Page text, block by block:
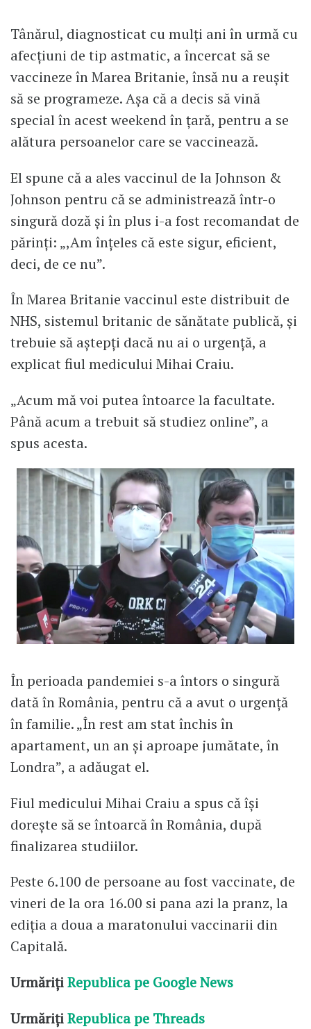
Tânărul, diagnosticat cu mulți ani în urmă cu
afecțiuni de tip astmatic, a încercat să se
vaccineze în Marea Britanie, însă nu a reușit
să se programeze. Așa că a decis să vină
special în acest weekend în țară, pentru a se
alătura persoanelor care se vaccinează.
El spune că a ales vaccinul de la Johnson &
Johnson pentru că se administrează într-o
singură doză și în plus i-a fost recomandat de
părinți: „,Am înțeles că este sigur, eficient,
deci, de ce nu”.
În Marea Britanie vaccinul este distribuit de
NHS, sistemul britanic de sănătate publică, și
trebuie să aștepți dacă nu ai o urgență, a
explicat fiul medicului Mihai Craiu.
„Acum mă voi putea întoarce la facultate.
Până acum a trebuit să studiez online”, a
spus acesta.
În perioada pandemiei s-a întors o singură
dată în România, pentru că a avut o urgență
în familie. „În rest am stat închis în
apartament, un an și aproape jumătate, în
Londra”, a adăugat el.
Fiul medicului Mihai Craiu a spus că își
dorește să se întoarcă în România, după
finalizarea studiilor.
Peste 6.100 de persoane au fost vaccinate, de
vineri de la ora 16.00 si pana azi la pranz, la
ediția a doua a maratonului vaccinarii din
Capitală.
UrmărițiRepublica pe Google News
UrmărițiRepublica pe Threads